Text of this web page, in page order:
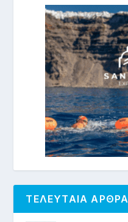
ΤΕΛΕΥΤΑΙΑ ΑΡΘΡΑ